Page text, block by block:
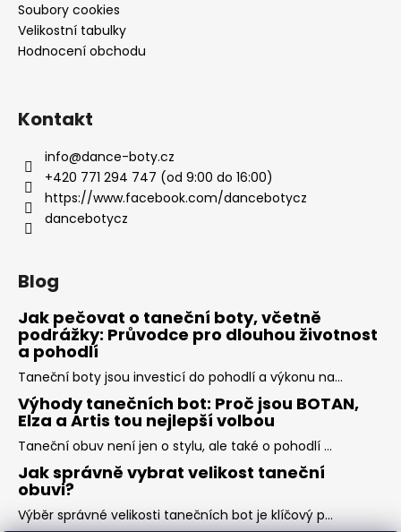
Soubory cookies
Velikostní tabulky
Hodnocení obchodu
Kontakt
info@dance-boty.cz
+420 771 294 747 (od 9:00 do 16:00)
https://www.facebook.com/dancebotycz
dancebotycz
Blog
Jak pečovat o taneční boty, včetně
podrážky: Průvodce pro dlouhou životnost
a pohodlí
Taneční boty jsou investicí do pohodlí a výkonu na...
Výhody tanečních bot: Proč jsou BOTAN,
Elza a Artis tou nejlepší volbou
Taneční obuv není jen o stylu, ale také o pohodlí ...
Jak správně vybrat velikost taneční
obuvi?
Výběr správné velikosti tanečních bot je klíčový p...